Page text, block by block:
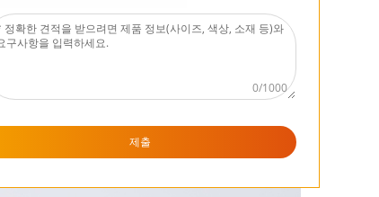
0/1000
제출